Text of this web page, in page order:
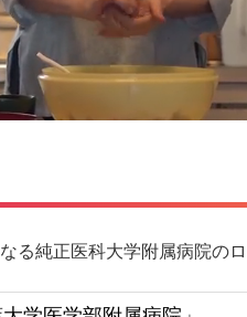
る純正医科大学附属病院のロ